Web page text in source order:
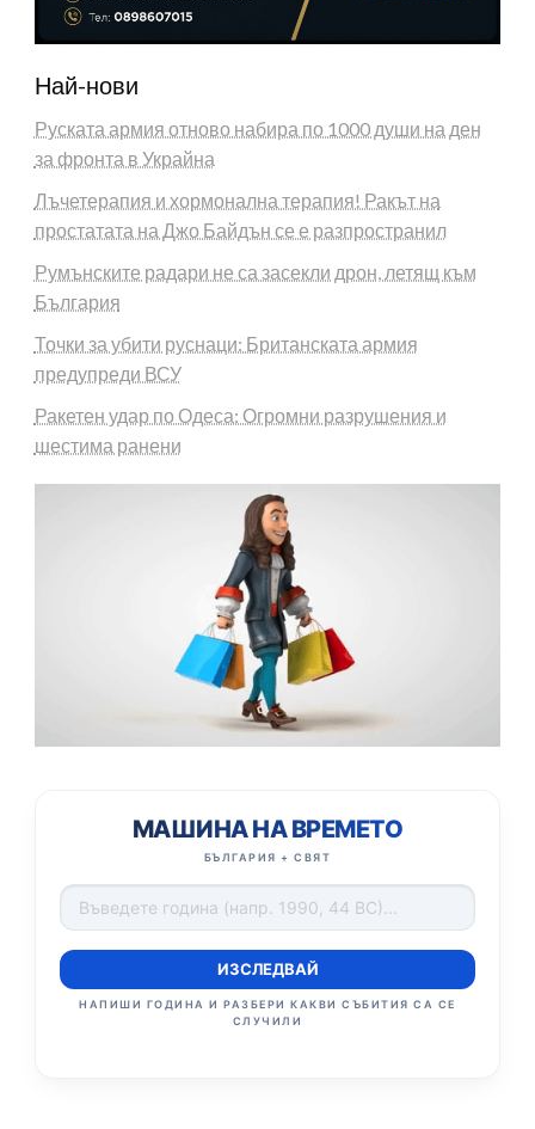
Най-нови
Руската армия отново набира по 1000 души на ден
за фронта в Украйна
Лъчетерапия и хормонална терапия! Ракът на
простатата на Джо Байдън се е разпространил
Румънските радари не са засекли дрон, летящ към
България
Точки за убити руснаци: Британската армия
предупреди ВСУ
Ракетен удар по Одеса: Огромни разрушения и
шестима ранени
МАШИНА НА ВРЕМЕТО
БЪЛГАРИЯ + СВЯТ
ИЗСЛЕДВАЙ
НАПИШИ ГОДИНА И РАЗБЕРИ КАКВИ СЪБИТИЯ СА СЕ
СЛУЧИЛИ